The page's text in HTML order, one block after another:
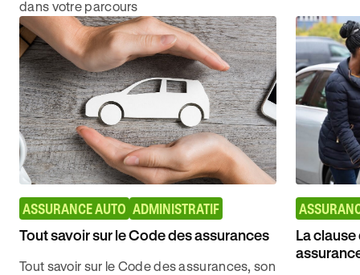
dans votre parcours
ASSURANCE AUTO ADMINISTRATIF
Tout savoir sur le Code des assurances
Tout savoir sur le Code des assurances, son
La